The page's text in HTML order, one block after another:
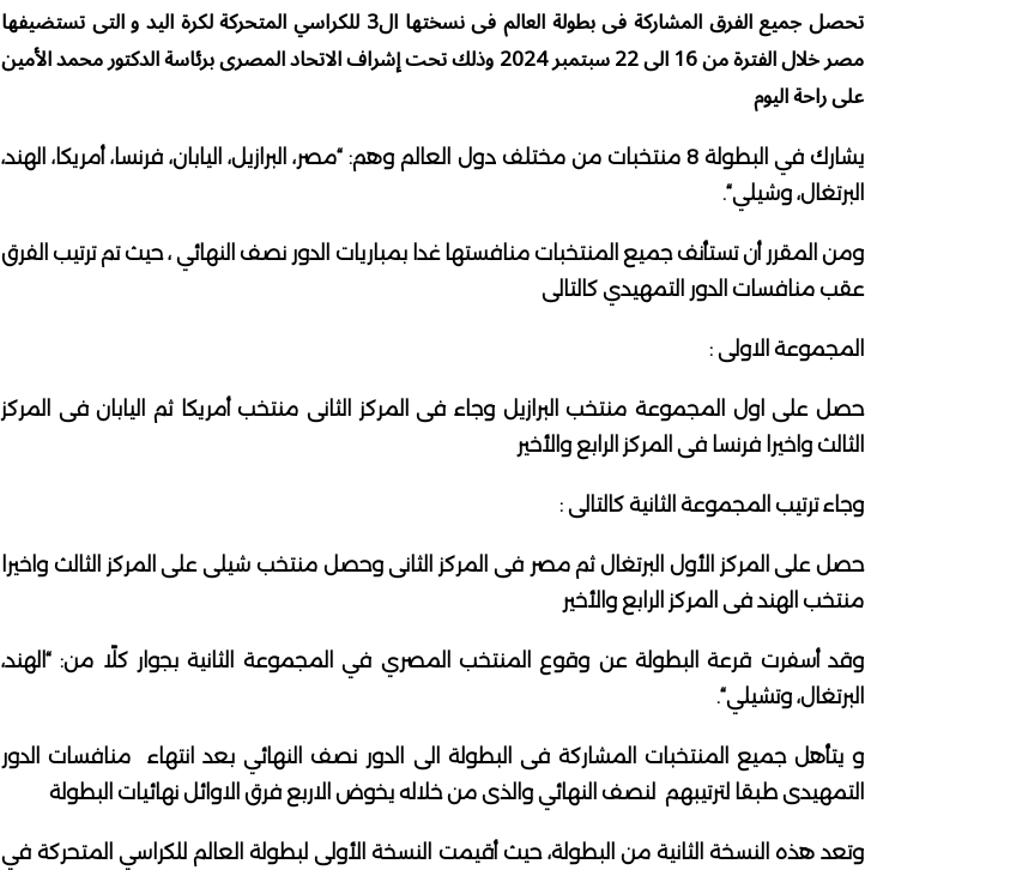
تحصل جميع الفرق المشاركة فى بطولة العالم فى نسختها ال3 للكراسي المتحركة لكرة اليد و التى تستضيفها
مصر خلال الفترة من 16 الى 22 سبتمبر 2024 وذلك تحت إشراف الاتحاد المصرى برئاسة الدكتور محمد الأمين
على راحة اليوم
يشارك في البطولة 8 منتخبات من مختلف دول العالم وهم: “مصر، البرازيل، اليابان، فرنسا، أمريكا، الهند،
البرتغال، وشيلي“.
ومن المقرر أن تستأنف جميع المنتخبات منافستها غدا بمباريات الدور نصف النهائي ، حيث تم ترتيب الفرق
عقب منافسات الدور التمهيدي كالتالى
المجموعة الاولى :
حصل على اول المجموعة منتخب البرازيل وجاء فى المركز الثانى منتخب أمريكا ثم اليابان فى المركز
الثالث واخيرا فرنسا فى المركز الرابع والأخير
وجاء ترتيب المجموعة الثانية كالتالى :
حصل على المركز الأول البرتغال ثم مصر فى المركز الثانى وحصل منتخب شيلى على المركز الثالث واخيرا
منتخب الهند فى المركز الرابع والأخير
وقد أسفرت قرعة البطولة عن وقوع المنتخب المصري في المجموعة الثانية بجوار كلًا من: “الهند،
البرتغال، وتشيلي“.
و يتأهل جميع المنتخبات المشاركة فى البطولة الى الدور نصف النهائي بعد انتهاء منافسات الدور
التمهيدى طبقا لترتيبهم لنصف النهائي والذى من خلاله يخوض الاربع فرق الاوائل نهائيات البطولة
وتعد هذه النسخة الثانية من البطولة، حيث أقيمت النسخة الأولى لبطولة العالم للكراسي المتحركة في